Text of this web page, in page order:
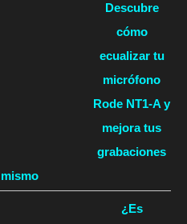
Descubre
cómo
ecualizar tu
micrófono
Rode NT1-A y
mejora tus
grabaciones
¿Es